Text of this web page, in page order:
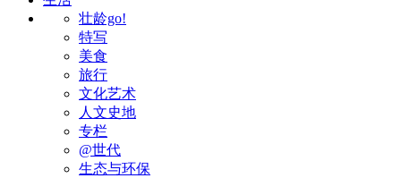
壮龄go!
特写
美食
旅行
文化艺术
人文史地
专栏
@世代
生态与环保